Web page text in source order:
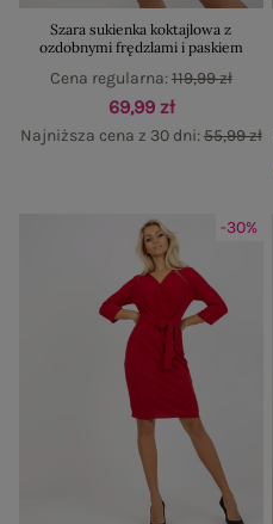
Szara sukienka koktajlowa z
ozdobnymi frędzlami i paskiem
69,99 zł
Najniższa cena z 30 dni:55,99 zł
Cena regularna:119,99 zł
-30%